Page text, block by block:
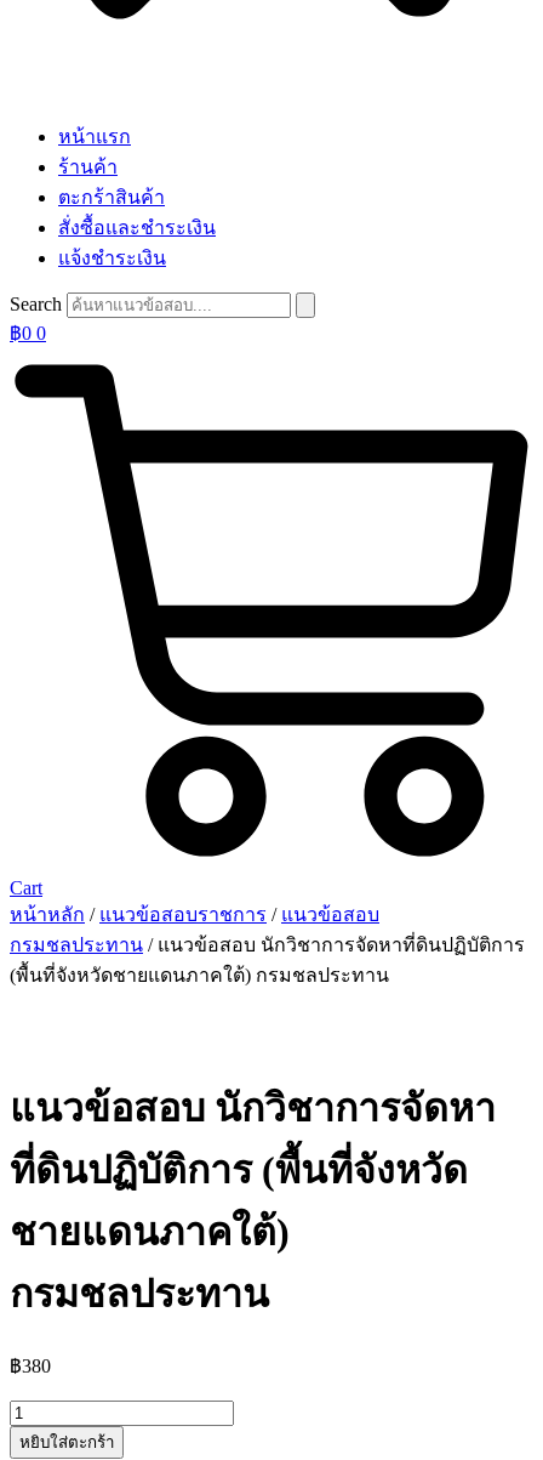
หน้าแรก
ร้านค้า
ตะกร้าสินค้า
สั่งซื้อและชำระเงิน
แจ้งชำระเงิน
Search
฿0 0
Cart
หน้าหลัก / แนวข้อสอบราชการ / แนวข้อสอบ
กรมชลประทาน / แนวข้อสอบ นักวิชาการจัดหาที่ดินปฏิบัติการ
(พื้นที่จังหวัดชายแดนภาคใต้) กรมชลประทาน
แนวข้อสอบ นักวิชาการจัดหา
ที่ดินปฏิบัติการ (พื้นที่จังหวัด
ชายแดนภาคใต้)
กรมชลประทาน
฿380
จำนวน
แนว
หยิบใส่ตะกร้า